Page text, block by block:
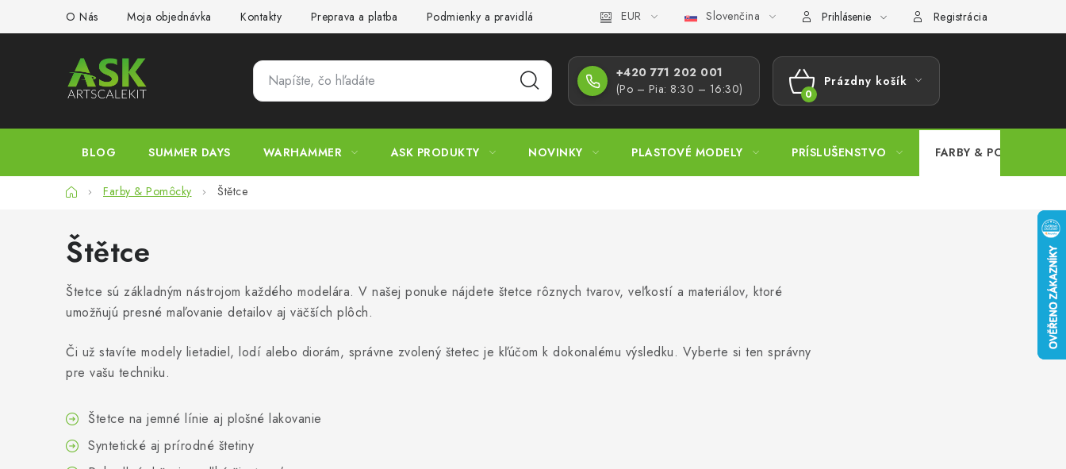
O Nás Moja objednávka Kontakty Preprava a platba Podmienky a pravidlá Zásady ochrany osobných údajov Postup pri podávaní sťažností Veľkoobchod
EUR Slovenčina Prihlásenie Registrácia
+420 771 202 001​
(Po – Pia: 8:30 – 16:30)
NÁKUPNÝ
Prázdny košík
BLOG SUMMER DAYS WARHAMMER ASK PRODUKTY NOVINKY PLASTOVÉ MODELY PRÍSLUŠENSTVO FARBY & POMÔCKY
DomovFarby & Pomôcky Štětce
Štětce
Štetce sú základným nástrojom každého modelára. V našej ponuke nájdete štetce rôznych tvarov, veľkostí a materiálov, ktoré
umožňujú presné maľovanie detailov aj väčších plôch.
Či už stavíte modely lietadiel, lodí alebo diorám, správne zvolený štetec je kľúčom k dokonalému výsledku. Vyberte si ten správny
pre vašu techniku.
Štetce na jemné línie aj plošné lakovanie
Syntetické aj prírodné štetiny